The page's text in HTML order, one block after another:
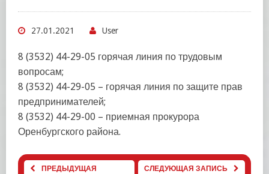
27.01.2021 User
8 (3532) 44-29-05 горячая линия по трудовым
вопросам;
8 (3532) 44-29-05 – горячая линия по защите прав
предпринимателей;
8 (3532) 44-29-00 – приемная прокурора
Оренбургского района.
ПРЕДЫДУЩАЯ
СЛЕДУЮЩАЯ ЗАПИСЬ